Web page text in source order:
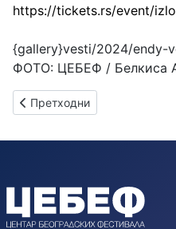
https://tickets.rs/event/
{gallery}vesti/2024/endy-
ФОТО: ЦЕБЕФ / Белкиса
Претходни чланак:
Претходни